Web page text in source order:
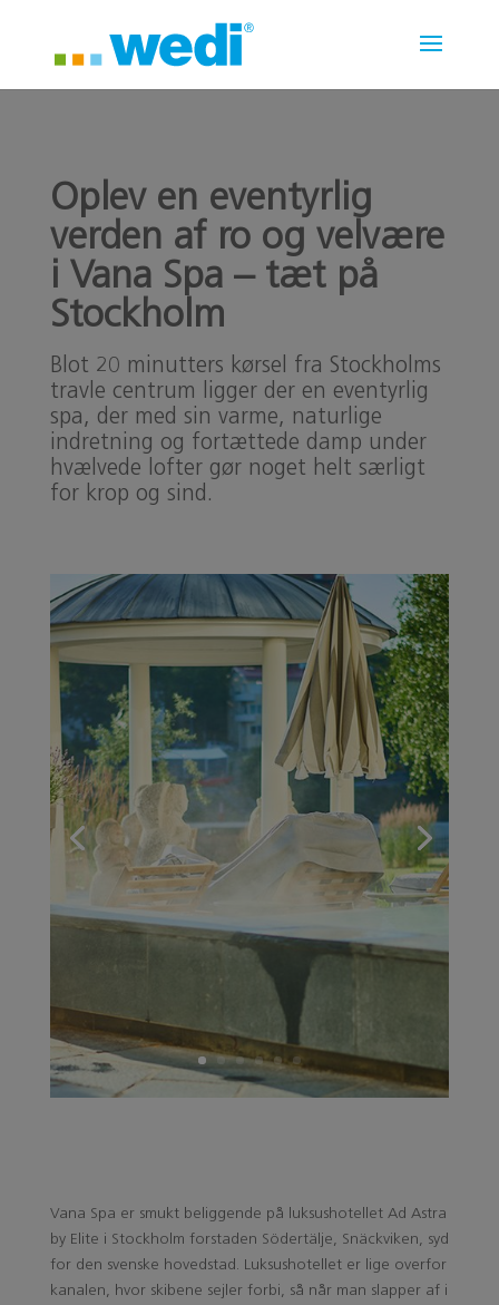
Oplev en eventyrlig
verden af ro og velvære
i Vana Spa – tæt på
Stockholm
Blot 20 minutters kørsel fra Stockholms
travle centrum ligger der en eventyrlig
spa, der med sin varme, naturlige
indretning og fortættede damp under
hvælvede lofter gør noget helt særligt
for krop og sind.
Vana Spa er smukt beliggende på luksushotellet Ad Astra
by Elite i Stockholm forstaden Södertälje, Snäckviken, syd
for den svenske hovedstad. Luksushotellet er lige overfor
kanalen, hvor skibene sejler forbi, så når man slapper af i